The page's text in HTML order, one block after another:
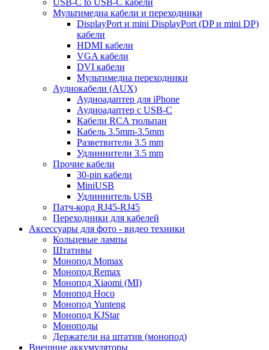
USB-C to USB-C кабели
Мультимедиа кабели и переходники
DisplayPort и mini DisplayPort (DP и mini DP)
кабели
HDMI кабели
VGA кабели
DVI кабели
Мультимедиа переходники
Аудиокабели (AUX)
Аудиоадаптер для iPhone
Аудиоадаптер с USB-C
Кабели RCA тюльпан
Кабель 3.5mm-3.5mm
Разветвители 3.5 mm
Удлиннители 3.5 mm
Прочие кабели
30-pin кабели
MiniUSB
Удлиннитель USB
Патч-корд RJ45-RJ45
Переходники для кабелей
Аксессуары для фото - видео техники
Кольцевые лампы
Штативы
Монопод Momax
Монопод Remax
Монопод Xiaomi (MI)
Монопод Hoco
Монопод Yunteng
Монопод KJStar
Моноподы
Держатели на штатив (монопод)
Внешние аккумуляторы